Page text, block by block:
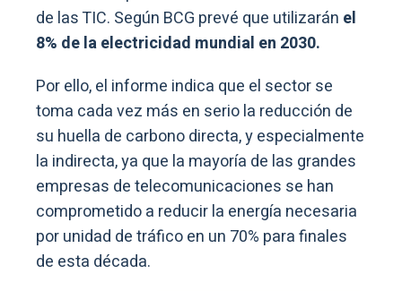
de las TIC. Según BCG prevé que utilizarán el
8% de la electricidad mundial en 2030.
Por ello, el informe indica que el sector se
toma cada vez más en serio la reducción de
su huella de carbono directa, y especialmente
la indirecta, ya que la mayoría de las grandes
empresas de telecomunicaciones se han
comprometido a reducir la energía necesaria
por unidad de tráfico en un 70% para finales
de esta década.